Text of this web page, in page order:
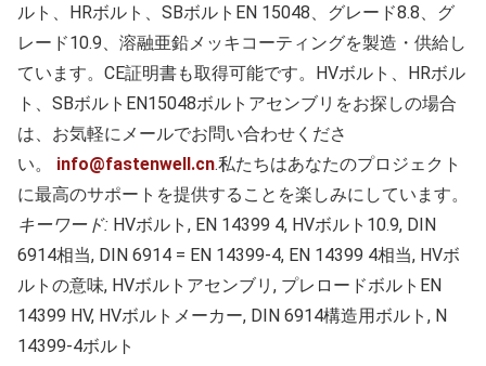
ルト、HRボルト、SBボルトEN 15048、グレード8.8、グ
レード10.9、溶融亜鉛メッキコーティングを製造・供給し
ています。CE証明書も取得可能です。HVボルト、HRボル
ト、SBボルトEN15048ボルトアセンブリをお探しの場合
は、お気軽にメールでお問い合わせくださ
い。 info@fastenwell.cn.私たちはあなたのプロジェクト
に最高のサポートを提供することを楽しみにしています。
キーワード: HVボルト, EN 14399 4, HVボルト10.9, DIN
6914相当, DIN 6914 = EN 14399-4, EN 14399 4相当, HVボ
ルトの意味, HVボルトアセンブリ, プレロードボルトEN
14399 HV, HVボルトメーカー, DIN 6914構造用ボルト, N
14399-4ボルト